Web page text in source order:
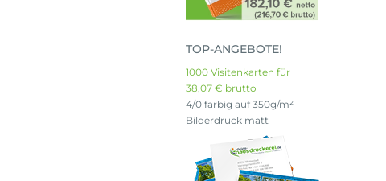
TOP-ANGEBOTE!
1000 Visitenkarten für
38,07 € brutto
4/0 farbig auf 350g/m²
Bilderdruck matt